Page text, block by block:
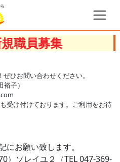
ひお問い合わせください。
子）
受け付けております。ご利用をお待
にお願い致します。
）ソレイユ２（TEL 047-369-